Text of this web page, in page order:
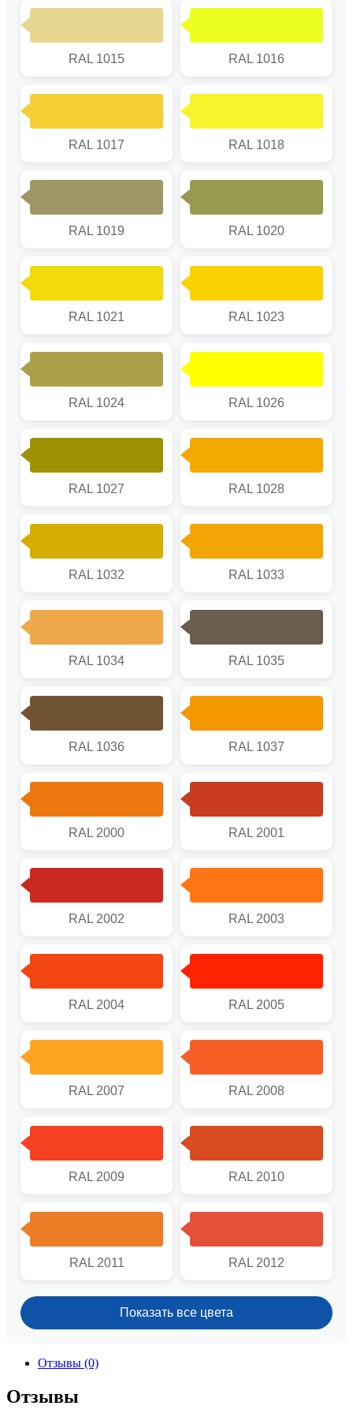
RAL 1015 RAL 1016
RAL 1017 RAL 1018
RAL 1019 RAL 1020
RAL 1021 RAL 1023
RAL 1024 RAL 1026
RAL 1027 RAL 1028
RAL 1032 RAL 1033
RAL 1034 RAL 1035
RAL 1036 RAL 1037
RAL 2000 RAL 2001
RAL 2002 RAL 2003
RAL 2004 RAL 2005
RAL 2007 RAL 2008
RAL 2009 RAL 2010
RAL 2011 RAL 2012
Показать все цвета
Отзывы (0)
Отзывы